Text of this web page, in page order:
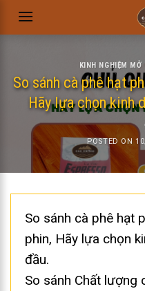
KINH NGHIỆM
So sánh cà phê hạt
Hãy lựa chọn kinh
POSTED ON
So sánh cà phê hạt
phin, Hãy lựa chọn
đầu.
So sánh Chất lượng